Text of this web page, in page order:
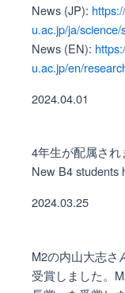
News (JP):
u.ac.jp/ja/
News (EN):
u.ac.jp/en/
2024.04.01
4年生が配属され
New B4 students
2024.03.25
M2の内山大志
受賞しました。